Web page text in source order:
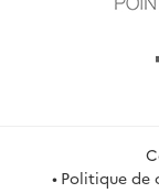
Politique